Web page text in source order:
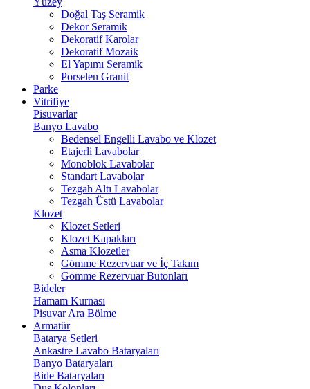
Doğal Taş Seramik
Dekor Seramik
Dekoratif Karolar
Dekoratif Mozaik
El Yapımı Seramik
Porselen Granit
Parke
Vitrifiye
Pisuvarlar
Banyo Lavabo
Bedensel Engelli Lavabo ve Klozet
Etajerli Lavabolar
Monoblok Lavabolar
Standart Lavabolar
Tezgah Altı Lavabolar
Tezgah Üstü Lavabolar
Klozet
Klozet Setleri
Klozet Kapakları
Asma Klozetler
Gömme Rezervuar ve İç Takım
Gömme Rezervuar Butonları
Bideler
Hamam Kurnası
Pisuvar Ara Bölme
Armatür
Batarya Setleri
Ankastre Lavabo Bataryaları
Banyo Bataryaları
Bide Bataryaları